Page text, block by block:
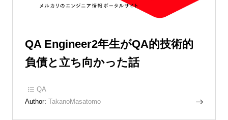
QA Engineer2年生がQA的技術的
負債と立ち向かった話
QA
Author: TakanoMasatomo